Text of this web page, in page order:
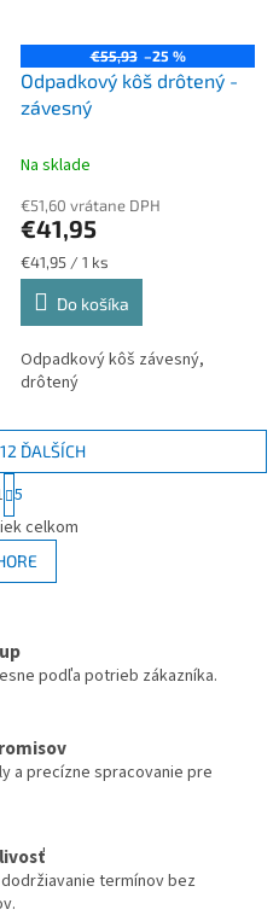
€55,93 –25 %
Odpadkový kôš drôtený -
závesný
Na sklade
€51,60 vrátane DPH
€41,95
Jednotková
cena:
€41,95 / 1 ks
Do košíka
Odpadkový kôš závesný,
drôtený
O
v
l
á
c
i
r
v
ý
p
i
ĎALŠÍCH
t
r
á
n
k
a
n
i
5
celkom
podľa potrieb zákazníka.
a precízne spracovanie pre
termínov bez